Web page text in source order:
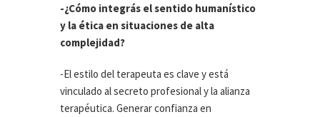
-¿Cómo integrás el sentido humanístico
y la ética en situaciones de alta
complejidad?
-El estilo del terapeuta es clave y está
vinculado al secreto profesional y la alianza
terapéutica. Generar confianza en